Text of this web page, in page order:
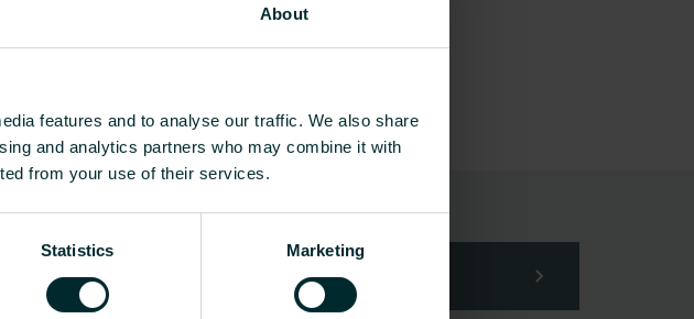
About
features and to analyse our traffic. We also share
and analytics partners who may combine it with
from your use of their services.
Statistics Marketing
gärna hand om din förfrågan.